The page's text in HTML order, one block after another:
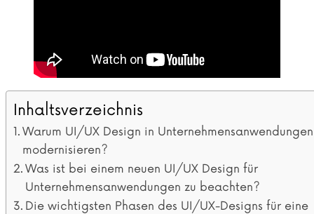
Inhaltsverzeichnis
Warum UI/UX Design in Unternehmensanwendungen
modernisieren?
Was ist bei einem neuen UI/UX Design für
Unternehmensanwendungen zu beachten?
Die wichtigsten Phasen des UI/UX-Designs für eine